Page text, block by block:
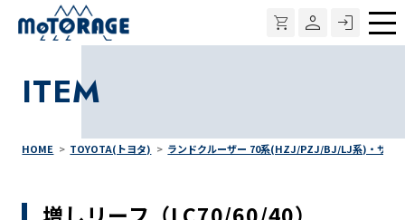
ITEM
HOME TOYOTA(トヨタ) ランドクルーザー 70系(HZJ/PZJ/BJ/LJ系)・サス
メ